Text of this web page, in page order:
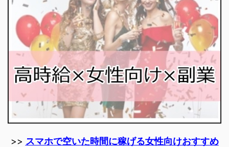
>> スマホで空いた時間に稼げる女性向けおすすめ